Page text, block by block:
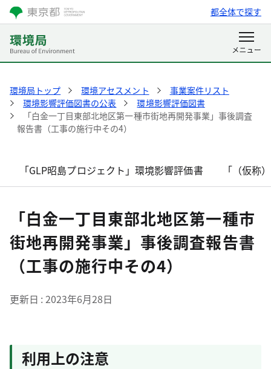
都全体で探す
環境局トップ 環境アセスメント
事業案件リスト
環境影響評価図書の公表
環境影響評価図書
「白金一丁目東部北地区第一種市街地再開発事業」事後調査
報告書（工事の施行中その4）
「GLP昭島プロジェクト」環境影響評価書 「（仮称
「白金一丁目東部北地区第一種市
街地再開発事業」事後調査報告書
（工事の施行中その4）
更新日 2023年6月28日
利用上の注意